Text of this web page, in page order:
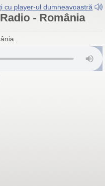
cu player-ul dumneavoastră
- România